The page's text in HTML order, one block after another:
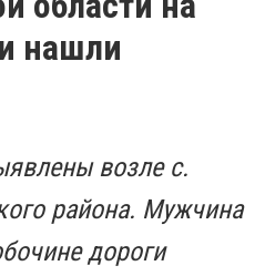
нашли
возле с.
района. Мужчина
дороги